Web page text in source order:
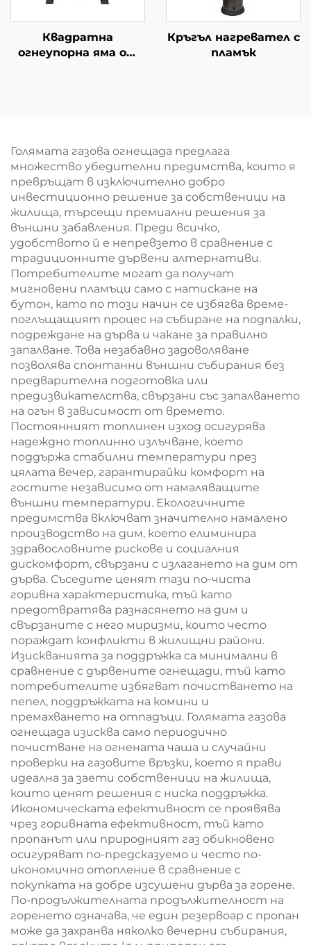
Квадратна
огнеупорна яма от
Кръгъл нагревател с
пламък
Голямата газова огнещада предлага
множество убедителни предимства, които я
превръщат в изключително добро
инвестиционно решение за собственици на
жилища, търсещи премиални решения за
външни забавления. Преди всичко,
удобството й е непревзето в сравнение с
традиционните дървени алтернативи.
Потребителите могат да получат
мигновени пламъци само с натискане на
бутон, като по този начин се избягва време-
поглъщащият процес на събиране на подпалки,
подреждане на дърва и чакане за правилно
запалване. Това незабавно задоволяване
позволява спонтанни външни събирания без
предварителна подготовка или
предизвикателства, свързани със запалването
на огън в зависимост от времето.
Постоянният топлинен изход осигурява
надеждно топлинно излъчване, което
поддържа стабилни температури през
цялата вечер, гарантирайки комфорт на
гостите независимо от намаляващите
външни температури. Екологичните
предимства включват значително намалено
производство на дим, което елиминира
здравословните рискове и социалния
дискомфорт, свързани с излагането на дим от
дърва. Съседите ценят тази по-чиста
горивна характеристика, тъй като
предотвратява разнасянето на дим и
свързаните с него миризми, които често
пораждат конфликти в жилищни райони.
Изискванията за поддръжка са минимални в
сравнение с дървените огнещади, тъй като
потребителите избягват почистването на
пепел, поддръжката на комини и
премахването на отпадъци. Голямата газова
огнещада изисква само периодично
почистване на огнената чаша и случайни
проверки на газовите връзки, което я прави
идеална за заети собственици на жилища,
които ценят решения с ниска поддръжка.
Икономическата ефективност се проявява
чрез горивната ефективност, тъй като
пропанът или природният газ обикновено
осигуряват по-предсказуемо и често по-
икономично отопление в сравнение с
покупката на добре изсушени дърва за горене.
По-продължителната продължителност на
горенето означава, че един резервоар с пропан
може да захранва няколко вечерни събирания,